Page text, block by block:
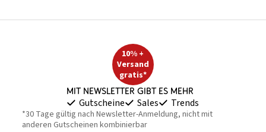
10% +
Versand
gratis*
Mit Newsletter gibt es mehr
Gutscheine Sales Trends
*30 Tage gültig nach Newsletter-Anmeldung, nicht mit
anderen Gutscheinen kombinierbar